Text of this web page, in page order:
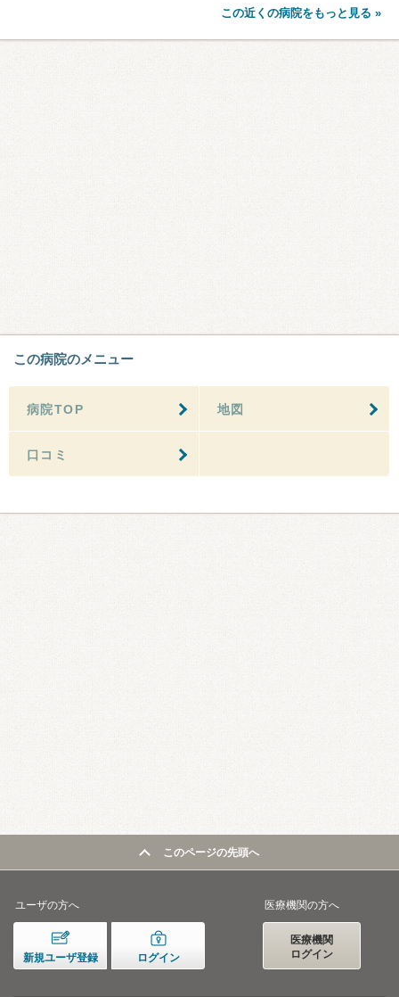
この近くの病院をもっと見る »
この病院のメニュー
病院TOP 地図
口コミ
このページの先頭へ
ユーザの方へ
新規ユーザ登録 ログイン
医療機関の方へ
医療機関
ログイン